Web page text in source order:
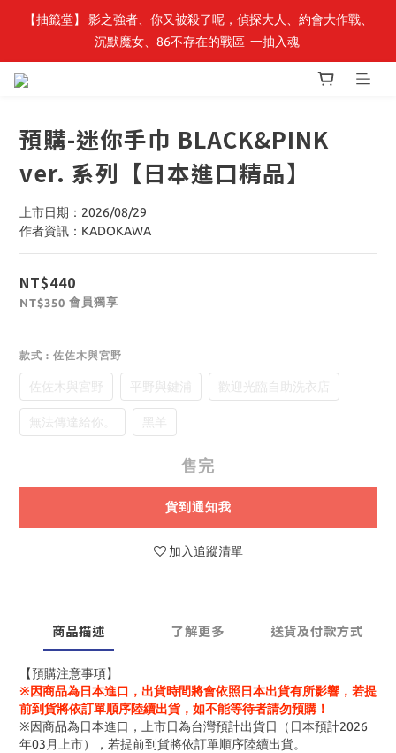
最新開賣🔥「全知讀者視角」 周邊商品
【抽籤堂】 影之強者、你又被殺了呢，偵探大人、約會大作戰、
沉默魔女、86不存在的戰區  一抽入魂
預購-迷你手巾 BLACK&PINK
ver. 系列【日本進口精品】
上市日期：2026/08/29
作者資訊：KADOKAWA
NT$440
NT$350 會員獨享
款式 : 佐佐木與宮野
佐佐木與宮野 平野與鍵浦 歡迎光臨自助洗衣店
無法傳達給你。 黑羊
售完
貨到通知我
加入追蹤清單
商品描述 了解更多 送貨及付款方式
【預購注意事項】
※因商品為日本進口，出貨時間將會依照日本出貨有所影響，若提
前到貨將依訂單順序陸續出貨，如不能等待者請勿預購！
※因商品為日本進口，上市日為台灣預計出貨日（日本預計2026
年03月上市），若提前到貨將依訂單順序陸續出貨。